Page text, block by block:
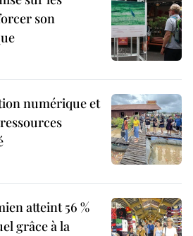
son
numérique et
atteint 56 %
grâce à la